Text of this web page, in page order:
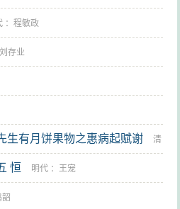
：程敏政
刘存业
生有月饼果物之惠病起赋谢 清
恒 明代 ：王宠
韶